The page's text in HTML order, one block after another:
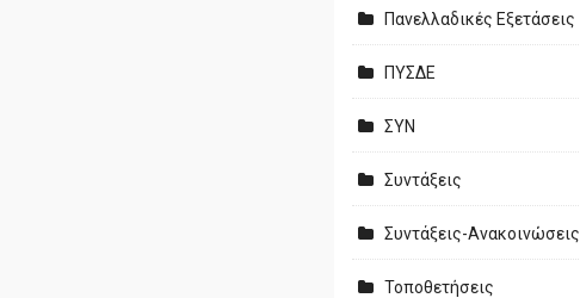
Πανελλαδικές Εξετάσεις
ΠΥΣΔΕ
ΣΥΝ
Συντάξεις
Συντάξεις-Ανακοινώσεις
Τοποθετήσεις